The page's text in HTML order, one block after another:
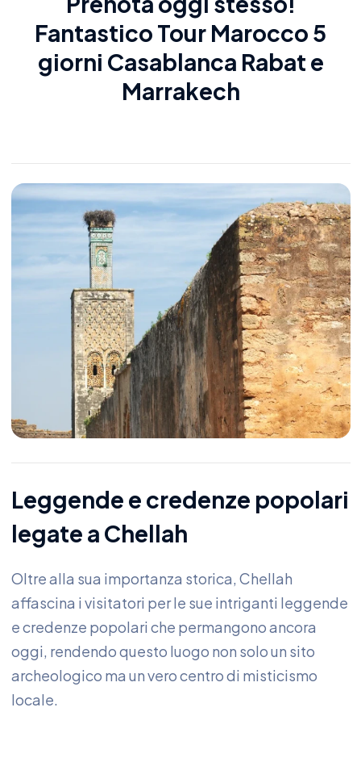
Fantastico Tour Marocco 5
giorni Casablanca Rabat e
Marrakech
Leggende e credenze popolari
legate a Chellah
Oltre alla sua importanza storica, Chellah
affascina i visitatori per le sue intriganti leggende
e credenze popolari che permangono ancora
oggi, rendendo questo luogo non solo un sito
archeologico ma un vero centro di misticismo
locale.